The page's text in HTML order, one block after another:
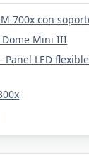
700x con
Mini III
Panel LED